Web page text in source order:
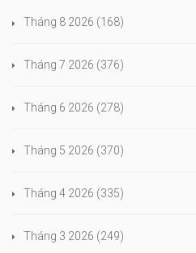
Tháng 8 2026 (168)
Tháng 7 2026 (376)
Tháng 6 2026 (278)
Tháng 5 2026 (370)
Tháng 4 2026 (335)
Tháng 3 2026 (249)